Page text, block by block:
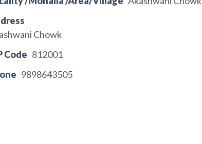
Chowk
Code 812001
9898643505